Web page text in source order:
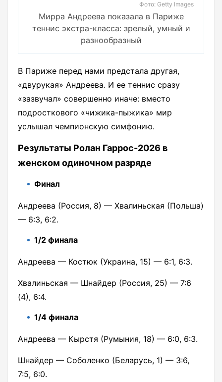
Фото: Getty Images
Мирра Андреева показала в Париже
теннис экстра-класса: зрелый, умный и
разнообразный
В Париже перед нами предстала другая,
«двурукая» Андреева. И ее теннис сразу
«зазвучал» совершенно иначе: вместо
подросткового «чижика-пыжика» мир
услышал чемпионскую симфонию.
Результаты Ролан Гаррос-2026 в
женском одиночном разряде
Финал
Андреева (Россия, 8) — Хвалиньская (Польша)
— 6:3, 6:2.
1/2 финала
Андреева — Костюк (Украина, 15) — 6:1, 6:3.
Хвалиньская — Шнайдер (Россия, 25) — 7:6
(4), 6:4.
1/4 финала
Андреева — Кырстя (Румыния, 18) — 6:0, 6:3.
Шнайдер — Соболенко (Беларусь, 1) — 3:6,
7:5, 6:0.